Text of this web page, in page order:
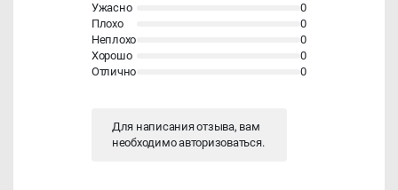
Ужасно
0
Плохо
0
Неплохо
0
Хорошо
0
Отлично
0
Для написания отзыва, вам
необходимоавторизоваться.